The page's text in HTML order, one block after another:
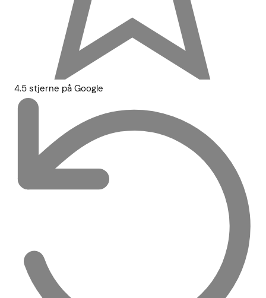
4.5 stjerne på Google